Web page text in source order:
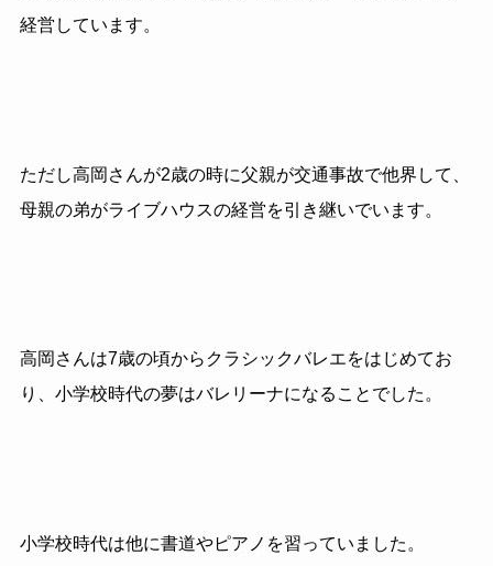
経営しています。
ただし高岡さんが2歳の時に父親が交通事故で他界して、
母親の弟がライブハウスの経営を引き継いでいます。
高岡さんは7歳の頃からクラシックバレエをはじめてお
り、小学校時代の夢はバレリーナになることでした。
小学校時代は他に書道やピアノを習っていました。